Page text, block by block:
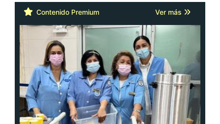
Contenido Premium Ver más